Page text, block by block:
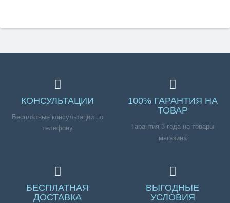
КОНСУЛЬТАЦИИ
Бесплатные консультации по
телефону
100% ГАРАНТИЯ НА
ТОВАР
Гарантия 3 года на товары
магазина
БЕСПЛАТНАЯ
ДОСТАВКА
ВЫГОДНЫЕ
УСЛОВИЯ